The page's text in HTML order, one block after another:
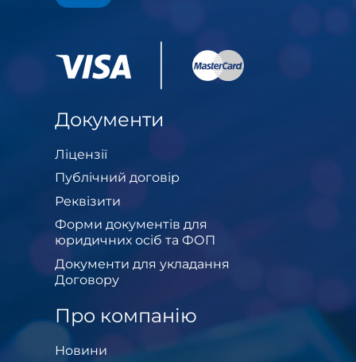
Документи
Ліцензії
Публічний договір
Реквізити
Форми документів для
юридичних осіб та ФОП
Документи для укладання
Договору
Про компанію
Новини